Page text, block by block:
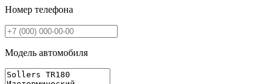
Номер телефона
Модель автомобиля